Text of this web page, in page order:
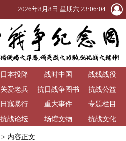
2026年8月8日 星期六 23:06:04
日本投降 战时中国
战线战役
关爱老兵
抗日战争图书
馆
抗战公益
日寇暴行 重大事件
专题栏目
抗战论坛 场馆文物 抗战文化
> 内容正文